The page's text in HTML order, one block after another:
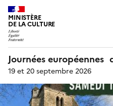
MINISTÈRE
DE LA CULTURE
Journées
19 et 20 septembre 2026